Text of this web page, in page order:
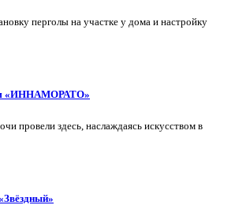
перголы на участке у дома и настройку
«ИННАМОРАТО»
провели здесь, наслаждаясь искусством в